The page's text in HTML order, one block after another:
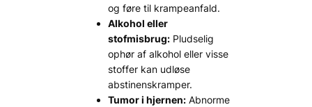
og føre til krampeanfald.
Alkohol eller
stofmisbrug: Pludselig
ophør af alkohol eller visse
stoffer kan udløse
abstinenskramper.
Tumor i hjernen: Abnorme